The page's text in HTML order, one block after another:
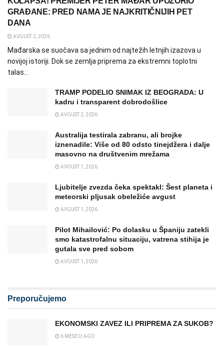
GRAĐANE: PRED NAMA JE NAJKRITIČNIJIH PET
DANA
AVGUST 2, 2026
Mađarska se suočava sa jednim od najtežih letnjih izazova u
novijoj istoriji. Dok se zemlja priprema za ekstremni toplotni
talas...
TRAMP PODELIO SNIMAK IZ BEOGRADA: U
kadru i transparent dobrodošlice
AVGUST 2, 2026
Australija testirala zabranu, ali brojke
iznenadile: Više od 80 odsto tinejdžera i dalje
masovno na društvenim mrežama
AVGUST 1, 2026
Ljubitelje zvezda čeka spektakl: Šest planeta i
meteorski pljusak obeležiće avgust
AVGUST 1, 2026
Pilot Mihailović: Po dolasku u Španiju zatekli
smo katastrofalnu situaciju, vatrena stihija je
gutala sve pred sobom
AVGUST 1, 2026
Preporučujemo
EKONOMSKI ZAVEZ ILI PRIPREMA ZA SUKOB?
6 MESECI AGO